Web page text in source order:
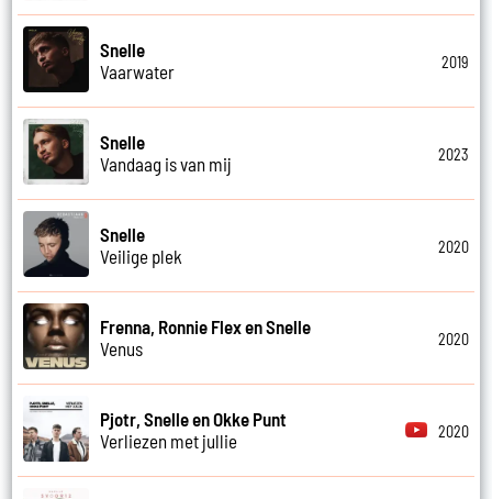
Snelle
Vaarwater
2019
Snelle
Vandaag is van mij
2023
Snelle
Veilige plek
2020
Frenna, Ronnie Flex en Snelle
Venus
2020
Pjotr, Snelle en Okke Punt
Verliezen met jullie
2020